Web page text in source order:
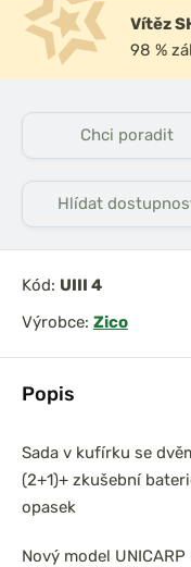
Popis
Sada v kufírku se
(2+1)+ zkušební
opasek
Nový model
Vítěz
98 %
Chci poradit
Hlídat
Kód: UIII 4
Výrobce: Zico